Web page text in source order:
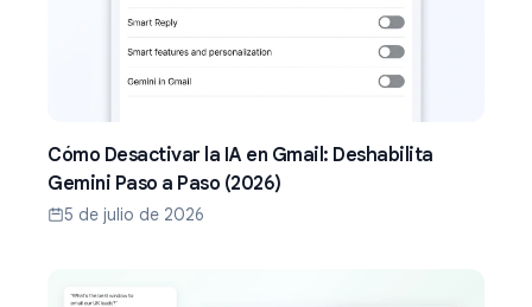
Cómo Desactivar la IA en Gmail: Deshabilita
Gemini Paso a Paso (2026)
5 de julio de 2026